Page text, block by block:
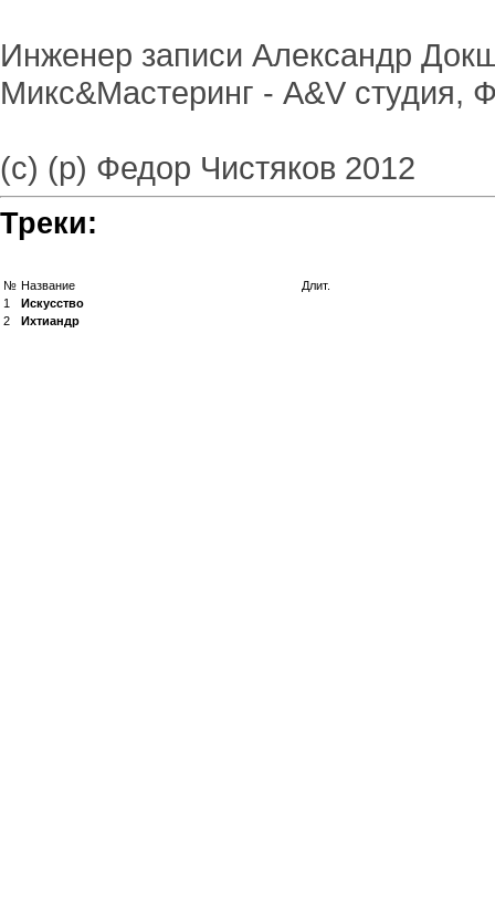
Инженер записи Александр
Микс&Мастеринг - A&V студия,
(с) (p) Федор Чистяков 2012
Треки:
№ Название
Длит.
1
Искусство
2
Ихтиандр